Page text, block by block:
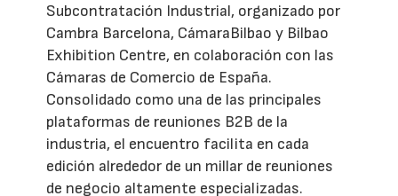
Subcontratación Industrial, organizado por
Cambra Barcelona, CámaraBilbao y Bilbao
Exhibition Centre, en colaboración con las
Cámaras de Comercio de España.
Consolidado como una de las principales
plataformas de reuniones B2B de la
industria, el encuentro facilita en cada
edición alrededor de un millar de reuniones
de negocio altamente especializadas.